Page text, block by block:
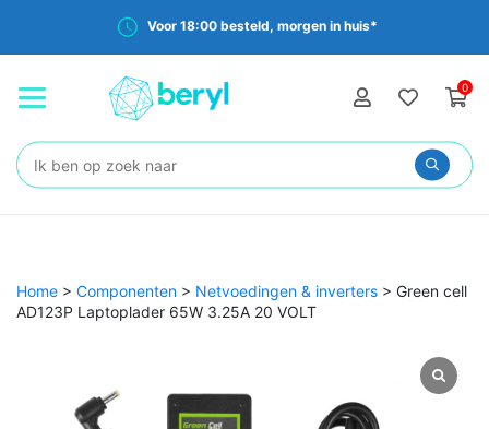
Voor 18:00 besteld, morgen in huis*
0
Zoeken:
Home > Componenten > Netvoedingen & inverters > Green cell
AD123P Laptoplader 65W 3.25A 20 VOLT